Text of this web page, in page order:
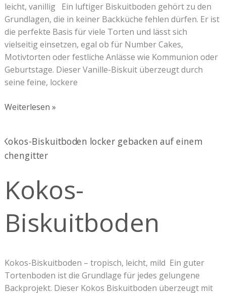
leicht, vanillig Ein luftiger Biskuitboden gehört zu den
Grundlagen, die in keiner Backküche fehlen dürfen. Er ist
die perfekte Basis für viele Torten und lässt sich
vielseitig einsetzen, egal ob für Number Cakes,
Motivtorten oder festliche Anlässe wie Kommunion oder
Geburtstage. Dieser Vanille-Biskuit überzeugt durch
seine feine, lockere
Weiterlesen »
Kokos-
Biskuitboden
Kokos-Biskuitboden – tropisch, leicht, mild Ein guter
Tortenboden ist die Grundlage für jedes gelungene
Backprojekt. Dieser Kokos Biskuitboden überzeugt mit
Kokos-
Biskuitboden